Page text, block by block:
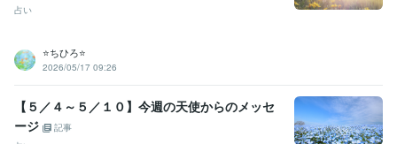
占い
⭐️ちひろ⭐️
2026/05/17 09:26
【５／４～５／１０】今週の天使からのメッセ
ージ
記事